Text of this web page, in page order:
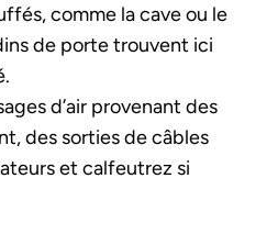
comme la cave ou le
de porte trouvent ici
d’air provenant des
des sorties de câbles
et calfeutrez si